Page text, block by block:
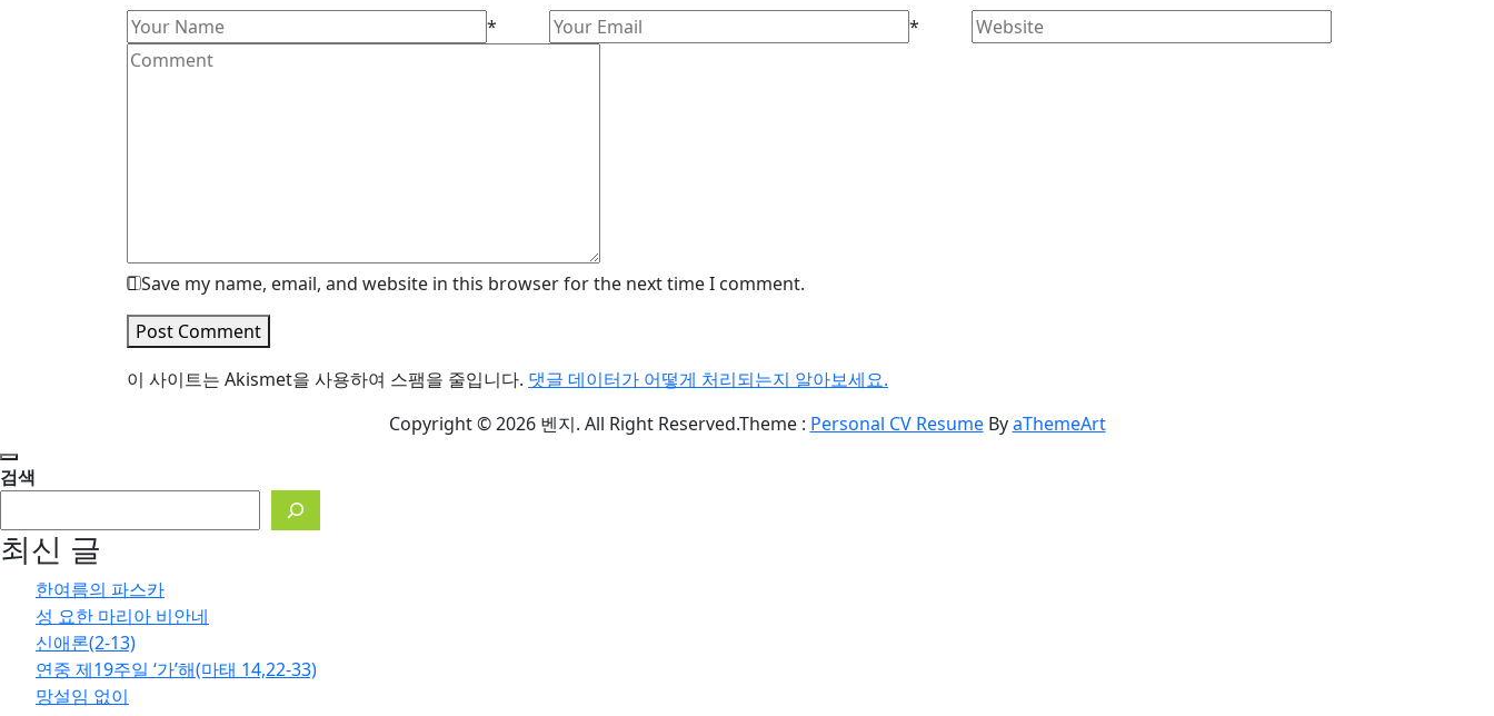
*
*
Save my name, email, and website in this browser for the next time I comment.
Post Comment
이 사이트는 Akismet을 사용하여 스팸을 줄입니다. 댓글 데이터가 어떻게 처리되는지 알아보세요.
Copyright © 2026 벤지. All Right Reserved.Theme : Personal CV ResumeByaThemeArt
검색
최신 글
한여름의 파스카
성 요한 마리아 비안네
신애론(2-13)
연중 제19주일 ‘가’해(마태 14,22-33)
망설임 없이